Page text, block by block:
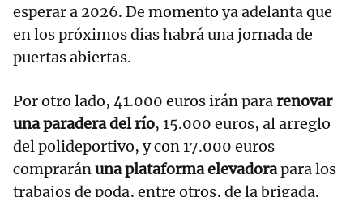
esperar a 2026. De momento ya adelanta que
en los próximos días habrá una jornada de
puertas abiertas.
Por otro lado, 41.000 euros irán pararenovar
una paradera del río, 15.000 euros, al arreglo
del polideportivo, y con 17.000 euros
compraránuna plataforma elevadorapara los
trabajos de poda, entre otros, de la brigada.